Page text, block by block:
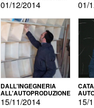
BARBERIO
01/12/2014 01/
DALL'INGEGNERIA
ALL'AUTOPRODUZIONE
15/11/2014 15/